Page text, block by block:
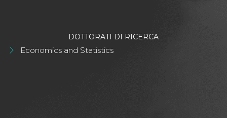
DOTTORATI DI RICERCA
Economics and Statistics